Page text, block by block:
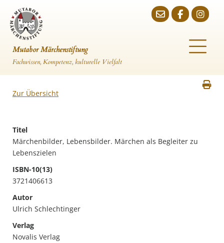
Mutabor Märchenstiftung
Fachwissen, Kompetenz, kulturelle Vielfalt
Zur Übersicht
Titel
Märchenbilder, Lebensbilder. Märchen als Begleiter zu
Lebenszielen
ISBN-10(13)
3721406613
Autor
Ulrich Schlechtinger
Verlag
Novalis Verlag